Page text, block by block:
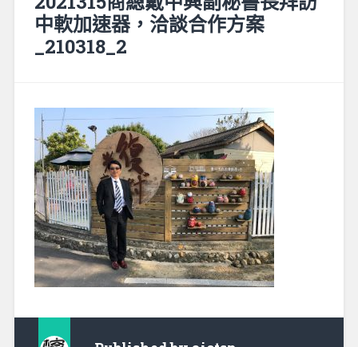
中軟加速器，洽談合作方案
_210318_2